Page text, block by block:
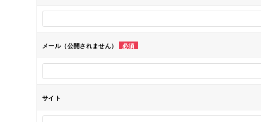
ー
シ
ョ
メール（公開されません） 必須
サイト